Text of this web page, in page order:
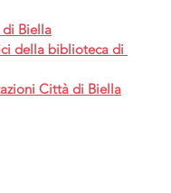
Biella
della biblioteca di
Città di Biella